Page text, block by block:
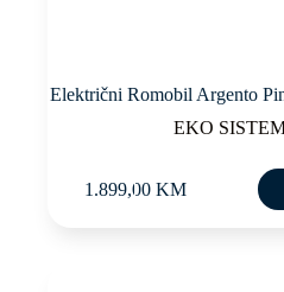
Električni Romobil Argento
EKO
1.899,00 KM